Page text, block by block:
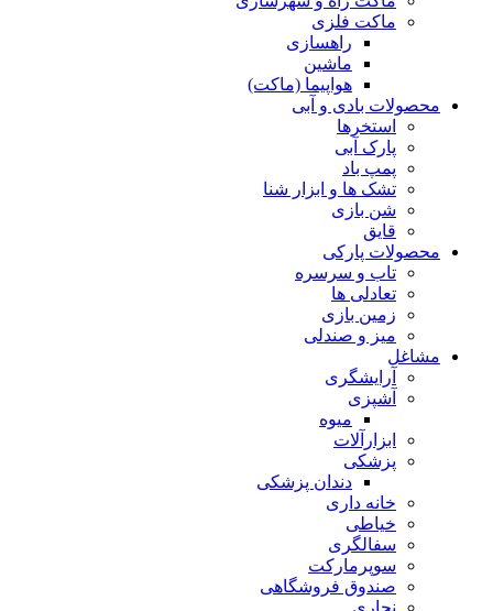
ماکت فلزی
راهسازی
ماشین
هواپیما (ماکت)
محصولات بادی و آبی
استخرها
پارک آبی
پمپ باد
تشک ها و ابزار شنا
شن بازی
قایق
محصولات پارکی
تاب و سرسره
تعادلی ها
زمین بازی
میز و صندلی
مشاغل
آرایشگری
آشپزی
میوه
ابزارآلات
پزشکی
دندان پزشکی
خانه داری
خیاطی
سفالگری
سوپرمارکت
صندوق فروشگاهی